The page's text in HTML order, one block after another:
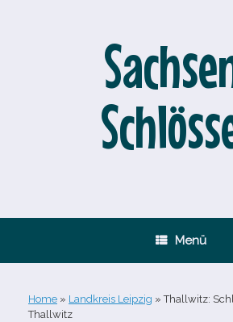
Menü
Home » Landkreis Leipzig » Thallwitz:
Thallwitz